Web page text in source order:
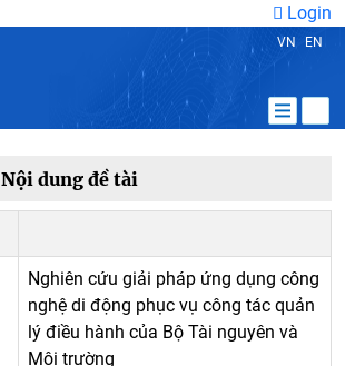
Login
VN EN
Nội dung đề tài
Nghiên cứu giải pháp ứng dụng công
nghệ di động phục vụ công tác quản
lý điều hành của Bộ Tài nguyên và
Môi trường